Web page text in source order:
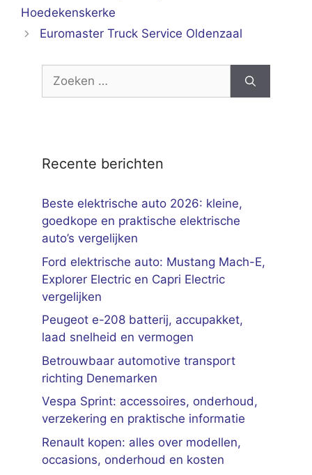
Hoedekenskerke
Euromaster Truck Service Oldenzaal
Zoek
Recente berichten
Beste elektrische auto 2026: kleine,
goedkope en praktische elektrische
auto’s vergelijken
Ford elektrische auto: Mustang Mach-E,
Explorer Electric en Capri Electric
vergelijken
Peugeot e-208 batterij, accupakket,
laad snelheid en vermogen
Betrouwbaar automotive transport
richting Denemarken
Vespa Sprint: accessoires, onderhoud,
verzekering en praktische informatie
Renault kopen: alles over modellen,
occasions, onderhoud en kosten